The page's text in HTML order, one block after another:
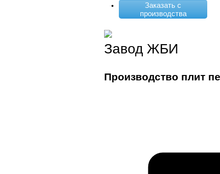
Заказать с
производства
Завод ЖБИ
Производство плит